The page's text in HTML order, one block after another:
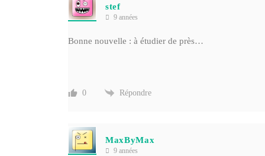
stef
9 années
Bonne nouvelle : à étudier de près…
0 Répondre
MaxByMax
9 années